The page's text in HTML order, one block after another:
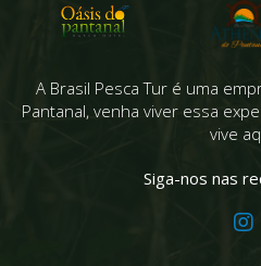
A Brasil Pesca Tur é uma
Pantanal, venha viver essa
vive
Siga-nos nas